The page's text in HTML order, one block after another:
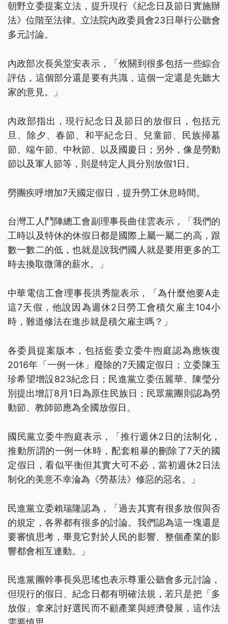
朝野立委提案立法，提升現行《紀念日及節日實施辦
法》位階至法律。立法院內政委員會23日舉行公聽會
多元討論。
內政部次長吳堂安表示，「攸關到很多包括一些綜合
評估，這個部分還是要有共識，這個一定還是先聽大
家的意見。」
內政部指出，現行紀念日及節日的放假日，包括元
旦、除夕、春節、和平紀念日、兒童節、民族掃墓
節、端午節、中秋節、以及國慶日；另外，像是勞動
節以及軍人節等，則是特定人員分別放假1日。
勞團疾呼增加7天國定假日，提升勞工休息時間。
台灣工人鬥陣總工會副理事長曲佳雲表示，「我們的
工時以及特休的休假日都是國際上屬一屬二的高，跟
數一數二的低，也就是說我們國人就是要用更多的工
時去換取微薄的薪水。」
中華電信工會理事長洪秀龍表示，「為什麼他要A走
這7天假，他說因為週休2日勞工會積欠雇主104小
時，難道修法在進步就是積欠雇主嗎？」
各委員提案版本，包括藍委立委牛煦庭認為應恢復
2016年「一例一休」廢除的7天國定假日；立委陳玉
珍希望增設823紀念日；民進黨立委伍麗華、陳瑩分
別提出增訂8月1日為原住民族日；民眾黨團則認為勞
動節、教師節應為全國放假日。
國民黨立委牛煦庭表示，「推行週休2日的法制化，
推動所謂的一例一休時，配套粗暴的刪除了7天的國
定假日，看似平衡但其實大可不必，當初週休2日法
制化的美意不幸淪為《勞基法》修惡的惡名。」
民進黨立委賴瑞隆認為，「過去其實有很多放假與否
的規定，各界都有很多的討論。我們認為這一塊還是
要審慎思考，畢竟它對於人民的影響、整個產業的影
響都會相互連動。」
民進黨團幹事長吳思瑤也表示尊重公聽會多元討論，
但現行的假日、紀念日都有明確法規，若只是把「多
放假」拿來討好選民而不顧產業與經濟發展，這作法